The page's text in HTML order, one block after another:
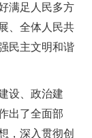
满足人民多方
、全体人民共
民主文明和谐
设、政治建
出了全面部
，深入贯彻创